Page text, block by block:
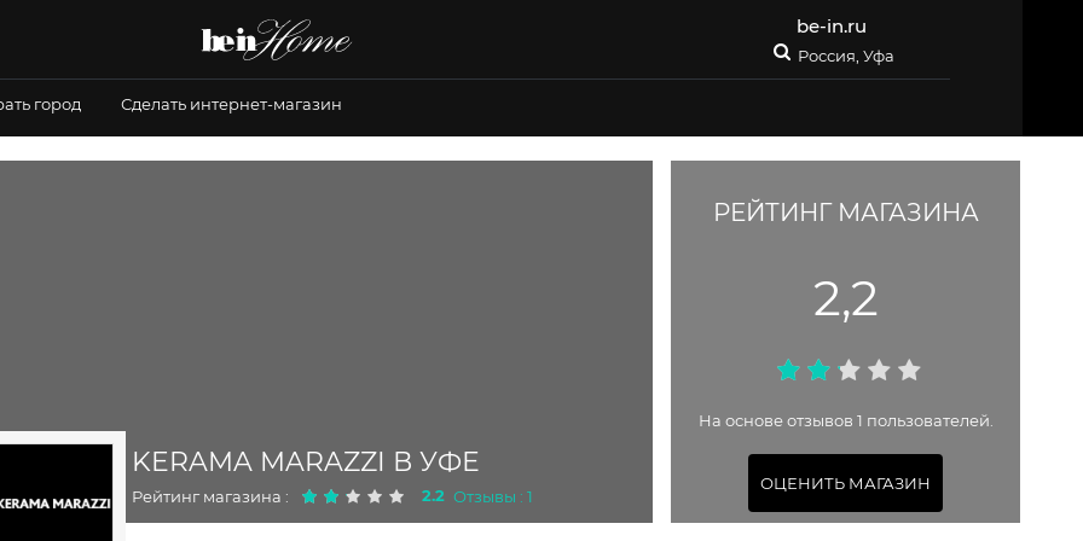
be-in.ru
Россия, Уфа
город Сделать интернет-магазин
KERAMA MARAZZI В УФЕ
Рейтинг магазина : 2.2 Отзывы : 1
РЕЙТИНГ МАГАЗИНА
2,2
На основе отзывов 1 пользователей.
ОЦЕНИТЬ МАГАЗИН